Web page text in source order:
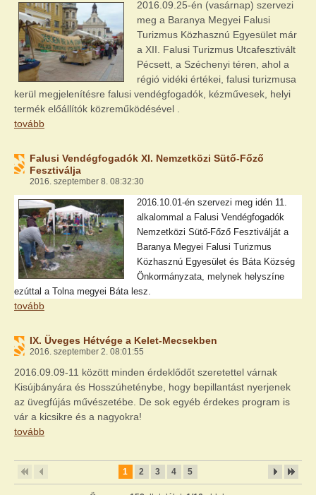
2016.09.25-én (vasárnap) szervezi
meg a Baranya Megyei Falusi
Turizmus Közhasznú Egyesület már
a XII. Falusi Turizmus Utcafesztivált
Pécsett, a Széchenyi téren, ahol a
régió vidéki értékei, falusi turizmusa
kerül megjelenítésre falusi vendégfogadók, kézművesek, helyi
termék előállítók közreműködésével .
tovább
Falusi Vendégfogadók XI. Nemzetközi Sütő-Főző
Fesztiválja
2016. szeptember 8. 08:32:30
2016.10.01-én szervezi meg idén 11.
alkalommal a Falusi Vendégfogadók
Nemzetközi Sütő-Főző Fesztiválját a
Baranya Megyei Falusi Turizmus
Közhasznú Egyesület és Báta Község
Önkormányzata, melynek helyszíne
ezúttal a Tolna megyei Báta lesz.
tovább
IX. Üveges Hétvége a Kelet-Mecsekben
2016. szeptember 2. 08:01:55
2016.09.09-11 között minden érdeklődőt szeretettel várnak
Kisújbányára és Hosszúheténybe, hogy bepillantást nyerjenek
az üvegfújás művészetébe. De sok egyéb érdekes program is
vár a kicsikre és a nagyokra!
tovább
1 2 3 4 5